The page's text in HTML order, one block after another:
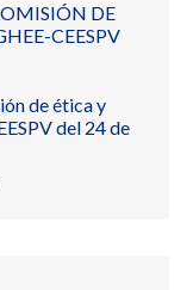
DE
CEESPV
de ética y
del 24 de